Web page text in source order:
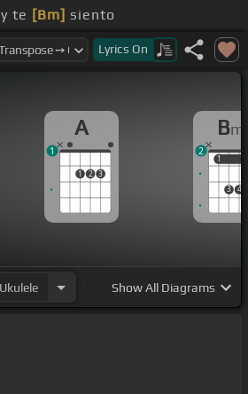
y te [Bm] siento
sustento
[D]hiciste[G]
Lyrics On
A
1 2 3
1
Bm
1
3 4
1
2
Ukulele ShowAll Diagrams